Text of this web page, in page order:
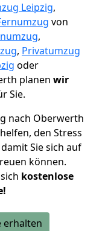
Leipzig,
von
,
, Privatumzug
oder
planen wir
Sie.
nach Oberwerth
den Stress
Sie sich auf
können.
kostenlose
erhalten